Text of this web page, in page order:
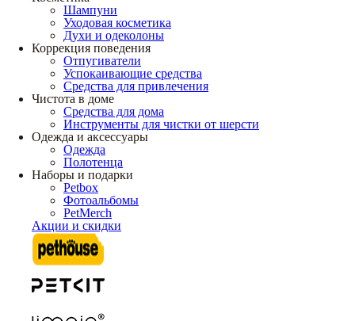
Шампуни
Уходовая косметика
Духи и одеколоны
Коррекция поведения
Отпугиватели
Успокаивающие средства
Средства для привлечения
Чистота в доме
Средства для дома
Инструменты для чистки от шерсти
Одежда и аксессуары
Одежда
Полотенца
Наборы и подарки
Petbox
Фотоальбомы
PetMerch
Акции и скидки